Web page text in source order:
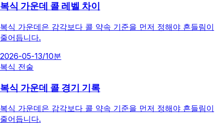
복식 가운데 콜 레벨 차이
복식 가운데은 감각보다 콜 약속 기준을 먼저 정해야 흔들림이
줄어듭니다.
2026-05-13/10분
복식 전술
복식 가운데 콜 경기 기록
복식 가운데은 감각보다 콜 약속 기준을 먼저 정해야 흔들림이
줄어듭니다.